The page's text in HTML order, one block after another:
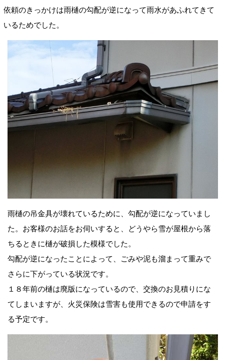
依頼のきっかけは雨樋の勾配が逆になって雨水があふれてきて
いるためでした。
雨樋の吊金具が壊れているために、勾配が逆になっていまし
た。お客様のお話をお伺いすると、どうやら雪が屋根から落
ちるときに樋が破損した模様でした。
勾配が逆になったことによって、ごみや泥も溜まって重みで
さらに下がっている状況です。
１８年前の樋は廃版になっているので、交換のお見積りにな
てしまいますが、火災保険は雪害も使用できるので申請をす
る予定です。